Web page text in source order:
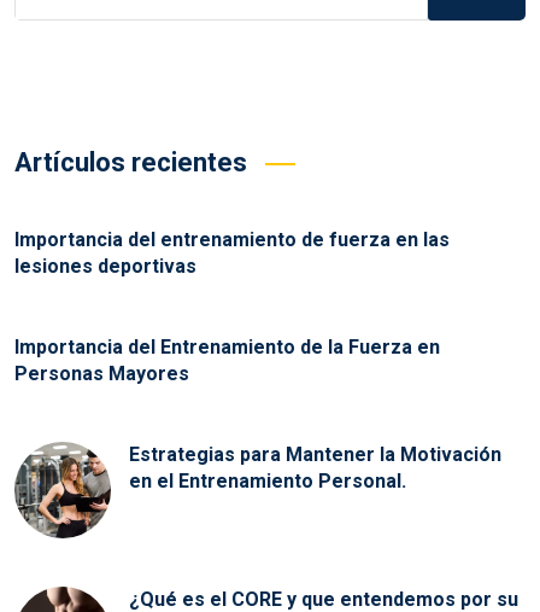
Artículos recientes
Importancia del entrenamiento de fuerza en las
lesiones deportivas
Importancia del Entrenamiento de la Fuerza en
Personas Mayores
Estrategias para Mantener la Motivación
en el Entrenamiento Personal.
¿Qué es el CORE y que entendemos por su